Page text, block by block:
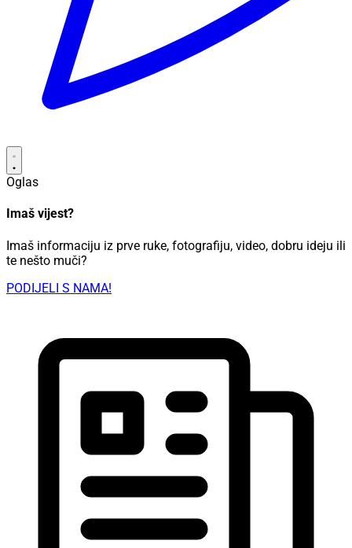
Oglas
Imaš vijest?
Imaš informaciju iz prve ruke, fotografiju, video, dobru ideju ili
te nešto muči?
PODIJELI S NAMA!